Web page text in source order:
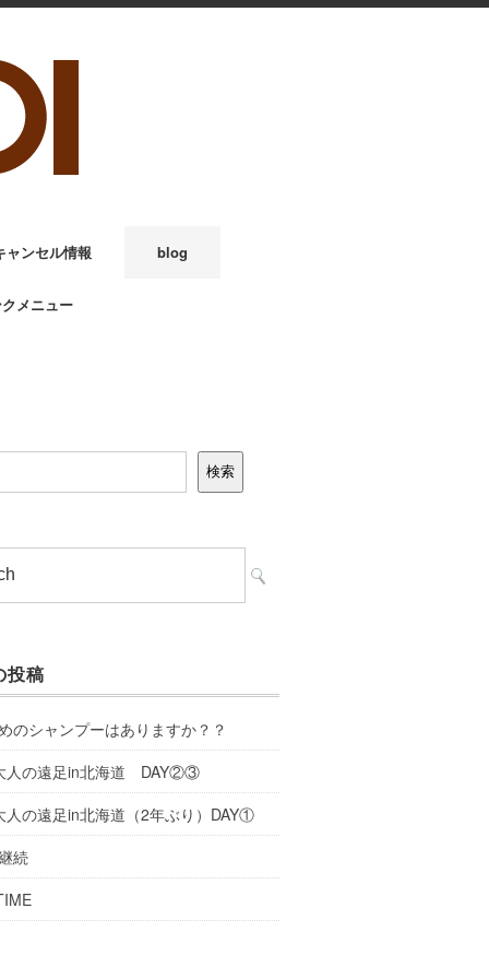
ャンセル情報 blog
クメニュー
検索
投稿
のシャンプーはありますか？？
人の遠足in北海道 DAY②③
人の遠足in北海道（2年ぶり）DAY①
続